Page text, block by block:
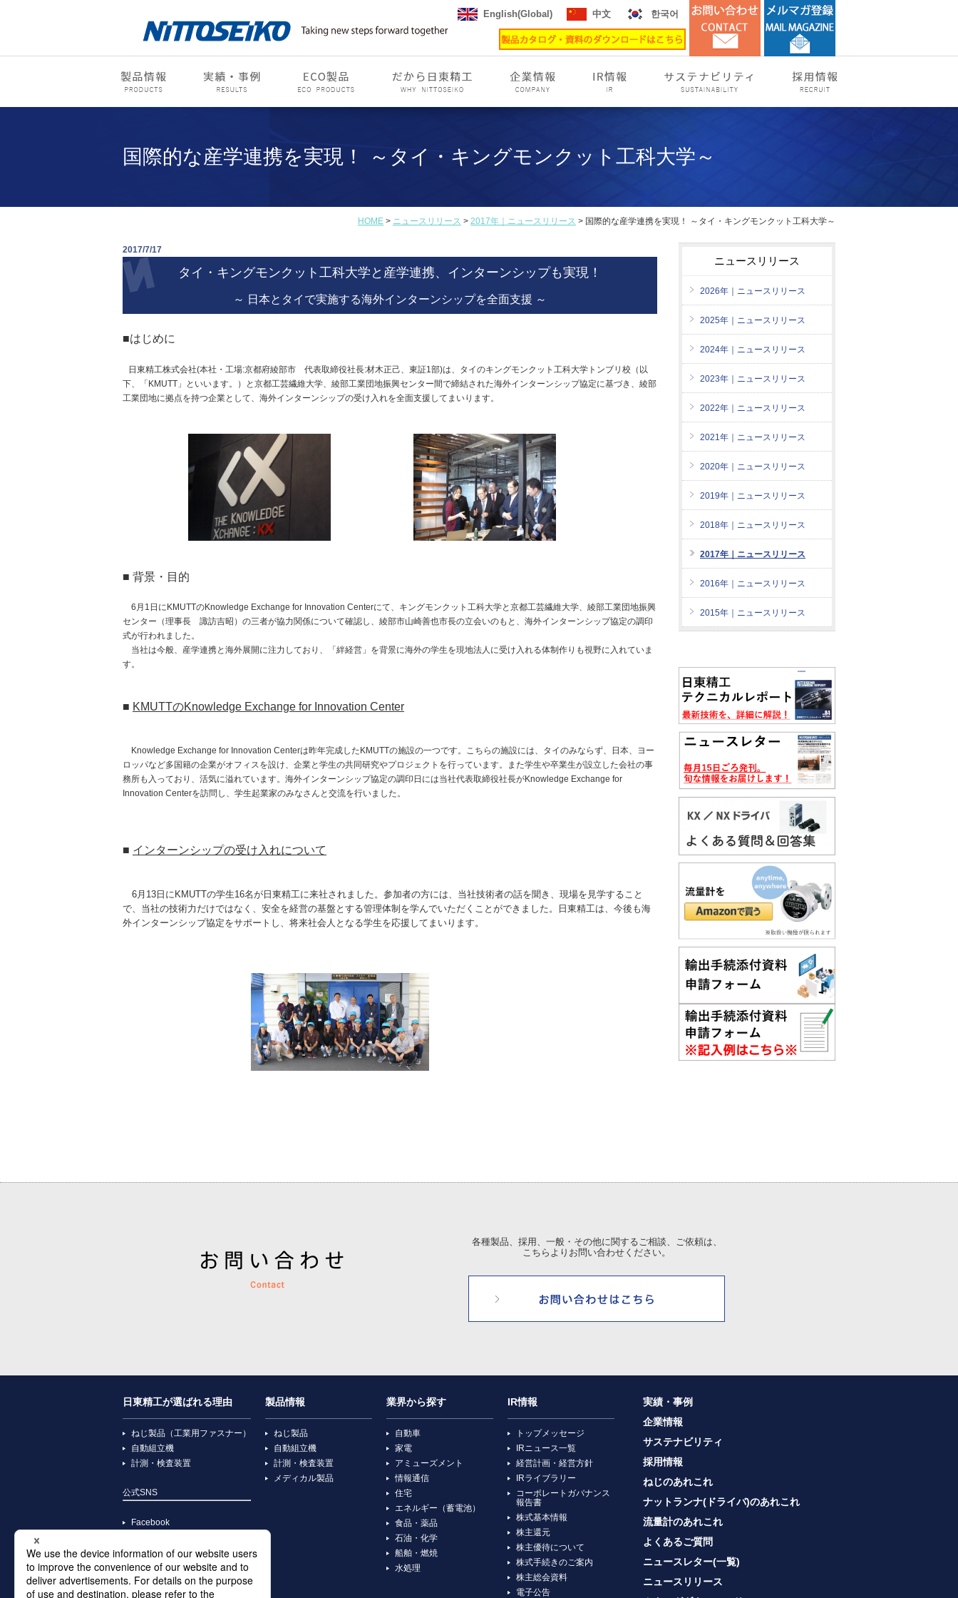
English(Global) 中文 한국어
国際的な産学連携を実現！ ～タイ・キングモンクット工科大学～
HOME > ニュースリリース > 2017年｜ニュースリリース > 国際的な産学連携を実現！ ～タイ・キングモンクット工科大学～
2017/7/17
タイ・キングモンクット工科大学と産学連携、インターンシップも実現！
～ 日本とタイで実施する海外インターンシップを全面支援 ～
■はじめに
日東精工株式会社(本社・工場:京都府綾部市 代表取締役社長:材木正己、東証1部)は、タイのキングモンクット工科大学トンブリ校（以
下、「KMUTT」といいます。）と京都工芸繊維大学、綾部工業団地振興センター間で締結された海外インターンシップ協定に基づき、綾部
工業団地に拠点を持つ企業として、海外インターンシップの受け入れを全面支援してまいります。
■ 背景・目的
6月1日にKMUTTのKnowledge Exchange for Innovation Centerにて、キングモンクット工科大学と京都工芸繊維大学、綾部工業団地振興
センター（理事長 諏訪吉昭）の三者が協力関係について確認し、綾部市山崎善也市長の立会いのもと、海外インターンシップ協定の調印
式が行われました。
当社は今般、産学連携と海外展開に注力しており、「絆経営」を背景に海外の学生を現地法人に受け入れる体制作りも視野に入れていま
す。
■ KMUTTのKnowledge Exchange for Innovation Center
Knowledge Exchange for Innovation Centerは昨年完成したKMUTTの施設の一つです。こちらの施設には、タイのみならず、日本、ヨー
ロッパなど多国籍の企業がオフィスを設け、企業と学生の共同研究やプロジェクトを行っています。また学生や卒業生が設立した会社の事
務所も入っており、活気に溢れています。海外インターンシップ協定の調印日には当社代表取締役社長がKnowledge Exchange for
Innovation Centerを訪問し、学生起業家のみなさんと交流を行いました。
■ インターンシップの受け入れについて
6月13日にKMUTTの学生16名が日東精工に来社されました。参加者の方には、当社技術者の話を聞き、現場を見学すること
で、当社の技術力だけではなく、安全を経営の基盤とする管理体制を学んでいただくことができました。日東精工は、今後も海
外インターンシップ協定をサポートし、将来社会人となる学生を応援してまいります。
ニュースリリース
2026年｜ニュースリリース
2025年｜ニュースリリース
2024年｜ニュースリリース
2023年｜ニュースリリース
2022年｜ニュースリリース
2021年｜ニュースリリース
2020年｜ニュースリリース
2019年｜ニュースリリース
2018年｜ニュースリリース
2017年｜ニュースリリース
2016年｜ニュースリリース
2015年｜ニュースリリース
各種製品、採用、一般・その他に関するご相談、ご依頼は、
こちらよりお問い合わせください。
日東精工が選ばれる理由
ねじ製品（工業用ファスナー）
自動組立機
計測・検査装置
公式SNS
Facebook
X
Instagram
TikTok
製品情報
ねじ製品
自動組立機
計測・検査装置
メディカル製品
業界から探す
自動車
家電
アミューズメント
情報通信
住宅
エネルギー（蓄電池）
食品・薬品
石油・化学
船舶・燃焼
水処理
IR情報
トップメッセージ
IRニュース一覧
経営計画・経営方針
IRライブラリー
コーポレートガバナンス
報告書
株式基本情報
株主還元
株主優待について
株式手続きのご案内
株主総会資料
電子公告
実績・事例
企業情報
サステナビリティ
採用情報
ねじのあれこれ
ナットランナ(ドライバ)のあれこれ
流量計のあれこれ
よくあるご質問
ニュースレター(一覧)
ニュースリリース